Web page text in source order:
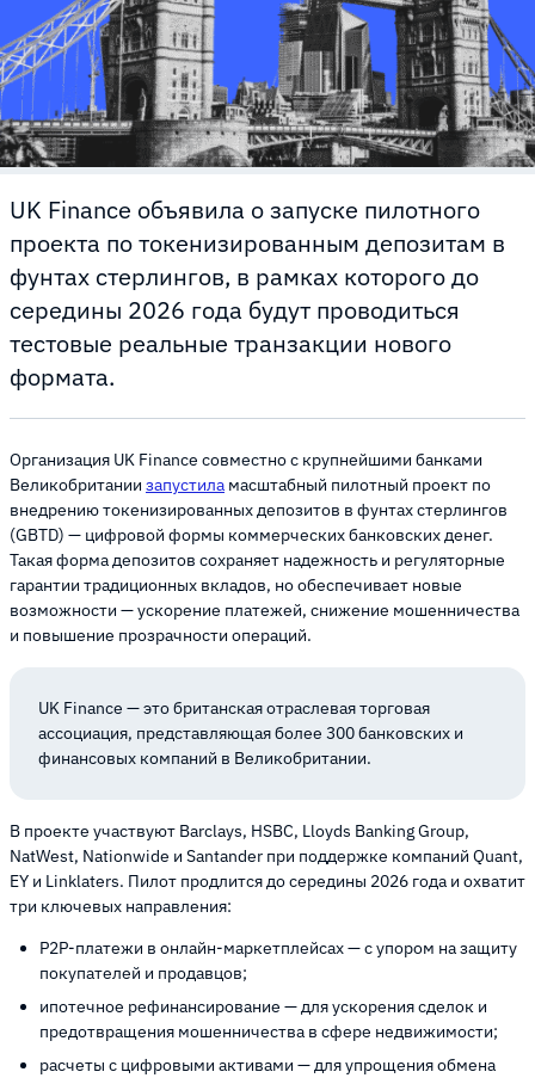
UK Finance объявила о запуске пилотного
проекта по токенизированным депозитам в
фунтах стерлингов, в рамках которого до
середины 2026 года будут проводиться
тестовые реальные транзакции нового
формата.
Организация UK Finance совместно с крупнейшими банками
Великобритании запустила масштабный пилотный проект по
внедрению токенизированных депозитов в фунтах стерлингов
(GBTD) — цифровой формы коммерческих банковских денег.
Такая форма депозитов сохраняет надежность и регуляторные
гарантии традиционных вкладов, но обеспечивает новые
возможности — ускорение платежей, снижение мошенничества
и повышение прозрачности операций.
UK Finance — это британская отраслевая торговая
ассоциация, представляющая более 300 банковских и
финансовых компаний в Великобритании.
В проекте участвуют Barclays, HSBC, Lloyds Banking Group,
NatWest, Nationwide и Santander при поддержке компаний Quant,
EY и Linklaters. Пилот продлится до середины 2026 года и охватит
три ключевых направления:
P2P-платежи в онлайн-маркетплейсах — с упором на защиту
покупателей и продавцов;
ипотечное рефинансирование — для ускорения сделок и
предотвращения мошенничества в сфере недвижимости;
расчеты с цифровыми активами — для упрощения обмена